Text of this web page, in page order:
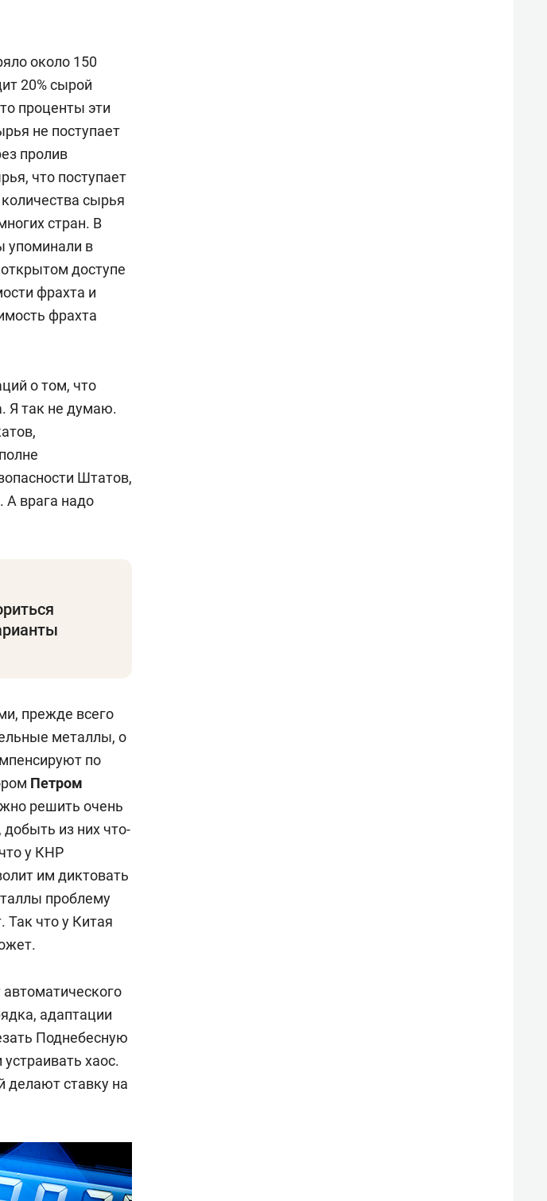
около 150
20% сырой
проценты эти
не поступает
пролив
что поступает
сырья
стран. В
упоминали в
доступе
фрахта и
фрахта
о том, что
Я так не думаю.
Штатов,
А врага надо
прежде всего
металлы, о
по
Петром
решить очень
из них что-
у КНР
им диктовать
проблему
Так что у Китая
адаптации
Поднебесную
хаос.
делают ставку на